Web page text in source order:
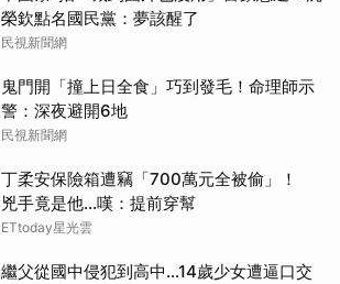
榮欽點名國民黨：夢該醒了
民視新聞網
鬼門開「撞上日全食」巧到發毛！命理師示
警：深夜避開6地
民視新聞網
丁柔安保險箱遭竊「700萬元全被偷」！
兇手竟是他...嘆：提前穿幫
ETtoday星光雲
繼父從國中侵犯到高中…14歲少女遭逼口交